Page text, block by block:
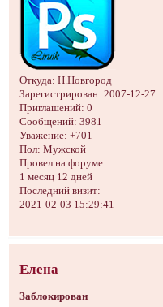
Откуда: Н.Новгород
Зарегистрирован: 2007-12-27
Приглашений: 0
Сообщений: 3981
Уважение: +701
Пол: Мужской
Провел на форуме:
1 месяц 12 дней
Последний визит:
2021-02-03 15:29:41
Елена
Заблокирован